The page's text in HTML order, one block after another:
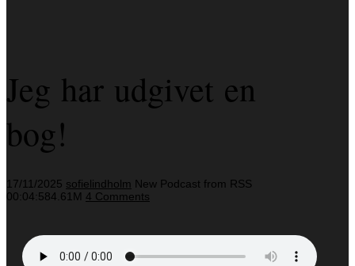
Jeg har udgivet en
bog!
17/11/2025 sofielindholm New Podcast from RSS
00:04:584.61M 4 Comments